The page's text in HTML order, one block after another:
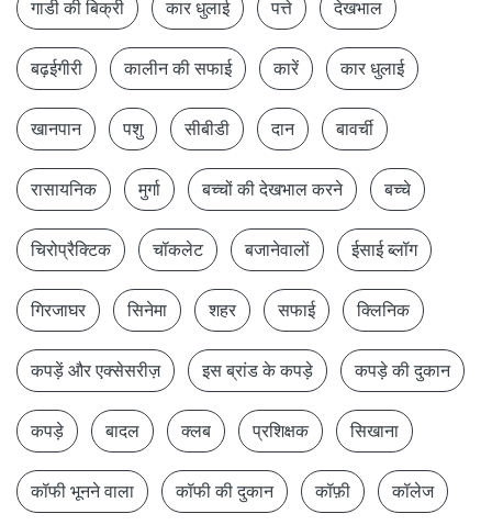
गाडी की बिक्री कार धुलाई पत्ते देखभाल
बढ़ईगीरी कालीन की सफाई कारें कार धुलाई
खानपान पशु सीबीडी दान बावर्ची
रासायनिक मुर्गा बच्चों की देखभाल करने बच्चे
चिरोप्रैक्टिक चॉकलेट बजानेवालों ईसाई ब्लॉग
गिरजाघर सिनेमा शहर सफाई क्लिनिक
कपड़ें और एक्सेसरीज़ इस ब्रांड के कपड़े कपड़े की दुकान
कपड़े बादल क्लब प्रशिक्षक सिखाना
कॉफी भूनने वाला कॉफी की दुकान कॉफ़ी कॉलेज